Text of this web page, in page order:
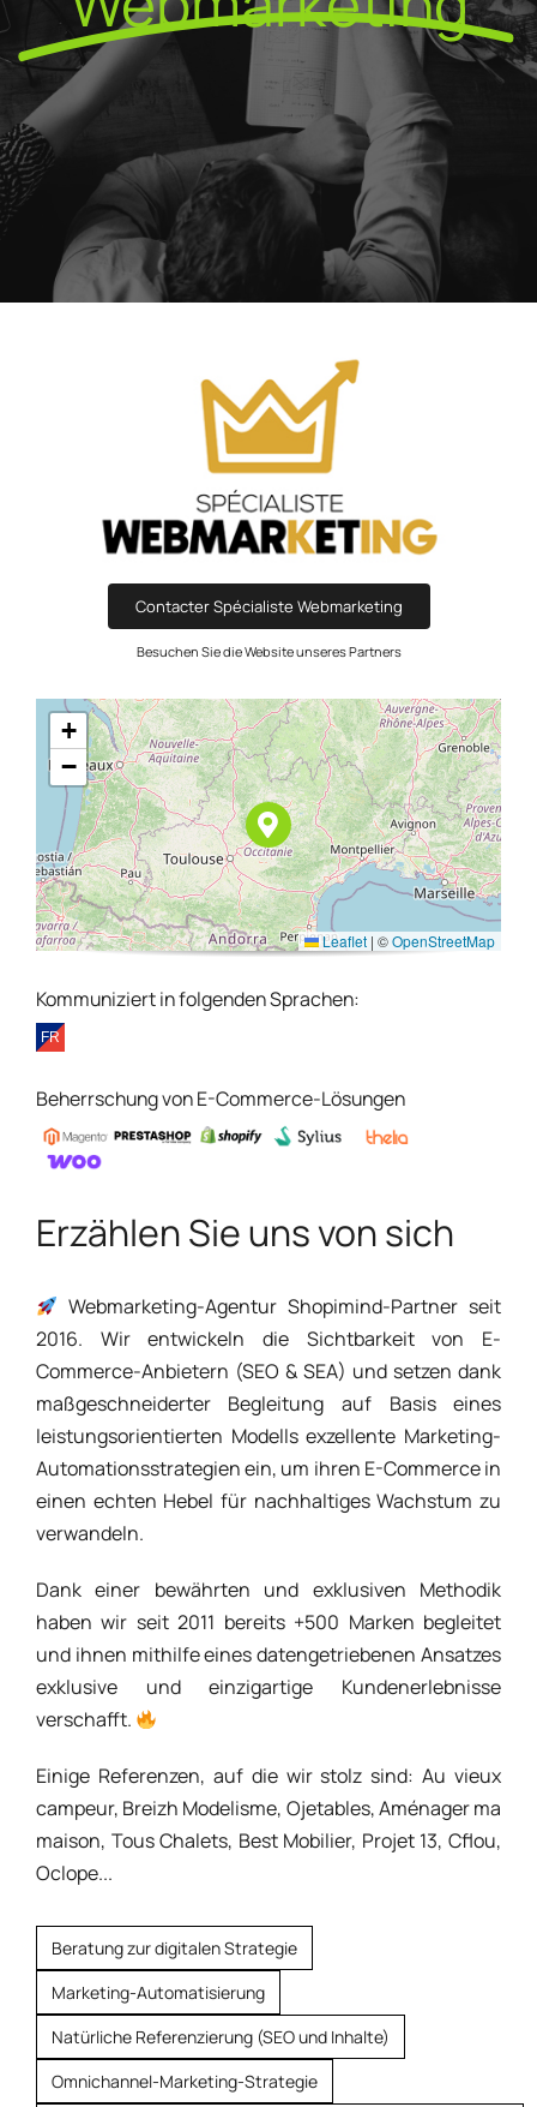
Contacter Spécialiste Webmarketing
Besuchen Sie die Website unseres Partners
+
−
Leaflet | ©OpenStreetMap
Kommuniziert in folgenden Sprachen:
Beherrschung von E-Commerce-Lösungen
Erzählen Sie uns von sich
Webmarketing-Agentur Shopimind-Partner seit
2016. Wir entwickeln die Sichtbarkeit von E-
Commerce-Anbietern (SEO & SEA) und setzen dank
maßgeschneiderter Begleitung auf Basis eines
leistungsorientierten Modells exzellente Marketing-
Automationsstrategien ein, um ihren E-Commerce in
einen echten Hebel für nachhaltiges Wachstum zu
verwandeln.
Dank einer bewährten und exklusiven Methodik
haben wir seit 2011 bereits +500 Marken begleitet
und ihnen mithilfe eines datengetriebenen Ansatzes
exklusive und einzigartige Kundenerlebnisse
verschafft.
Einige Referenzen, auf die wir stolz sind: Au vieux
campeur, Breizh Modelisme, Ojetables, Aménager ma
maison, Tous Chalets, Best Mobilier, Projet 13, Cflou,
Oclope...
Beratung zur digitalen Strategie
Marketing-Automatisierung
Natürliche Referenzierung (SEO und Inhalte)
Omnichannel-Marketing-Strategie